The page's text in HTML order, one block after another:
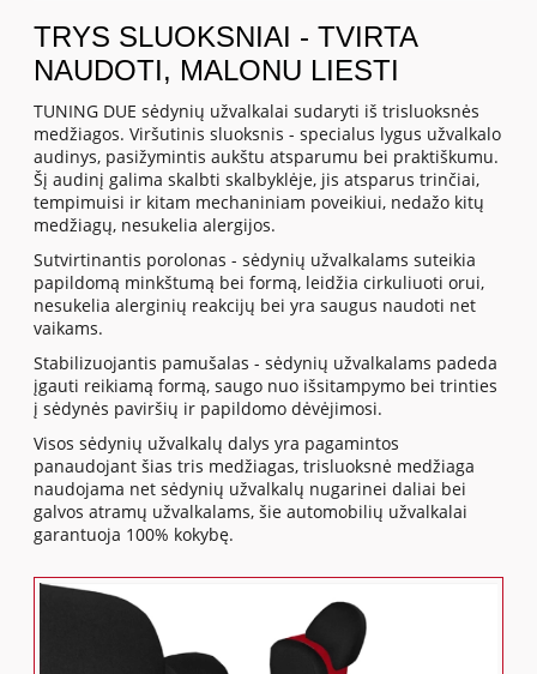
TRYS SLUOKSNIAI - TVIRTA
NAUDOTI, MALONU LIESTI
TUNING DUE sėdynių užvalkalai sudaryti iš trisluoksnės
medžiagos. Viršutinis sluoksnis - specialus lygus užvalkalo
audinys, pasižymintis aukštu atsparumu bei praktiškumu.
Šį audinį galima skalbti skalbyklėje, jis atsparus trinčiai,
tempimuisi ir kitam mechaniniam poveikiui, nedažo kitų
medžiagų, nesukelia alergijos.
Sutvirtinantis porolonas - sėdynių užvalkalams suteikia
papildomą minkštumą bei formą, leidžia cirkuliuoti orui,
nesukelia alerginių reakcijų bei yra saugus naudoti net
vaikams.
Stabilizuojantis pamušalas - sėdynių užvalkalams padeda
įgauti reikiamą formą, saugo nuo išsitampymo bei trinties
į sėdynės paviršių ir papildomo dėvėjimosi.
Visos sėdynių užvalkalų dalys yra pagamintos
panaudojant šias tris medžiagas, trisluoksnė medžiaga
naudojama net sėdynių užvalkalų nugarinei daliai bei
galvos atramų užvalkalams, šie automobilių užvalkalai
garantuoja 100% kokybę.